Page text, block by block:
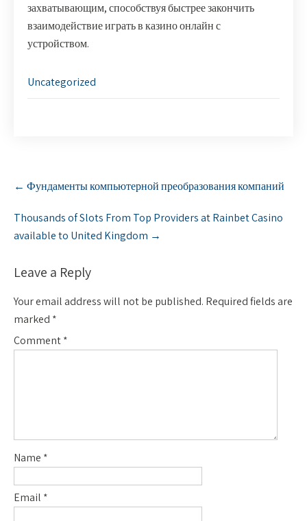
захватывающим, способствуя быстрее закончить
взаимодействие играть в казино онлайн с
устройством.
Uncategorized
o
t
n
v
g
a
t
i
← Фундаменты компьютерной преобразования компаний
Thousands of Slots From Top Providers at Rainbet Casino
available to United Kingdom →
Leave a Reply
Your email address will not be published. Required fields are
marked *
Comment*
Name *
Email *